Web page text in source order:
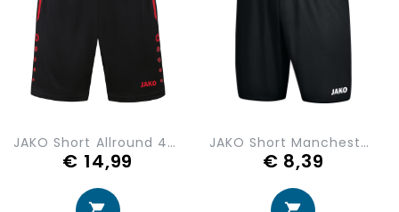
JAKO Short Allround 4499-809
€ 14,99
JAKO Short Manchester 2.0 4400-08
€ 8,39